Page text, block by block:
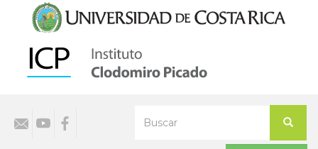
contenido
principal
Buscar
your